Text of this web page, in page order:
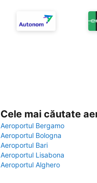
Cele mai căutate
Aeroportul Bergamo
Aeroportul Bologna
Aeroportul Bari
Aeroportul Lisabona
Aeroportul Alghero